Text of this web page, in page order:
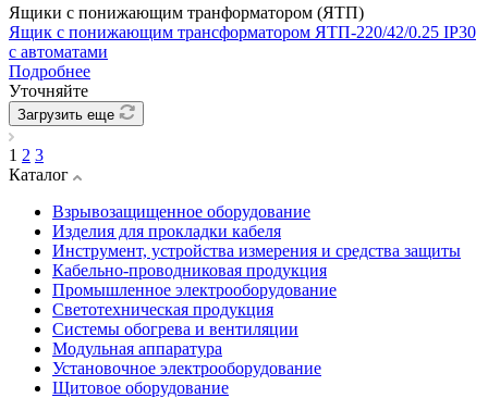
Ящики с понижающим транформатором (ЯТП)
Ящик с понижающим трансформатором ЯТП-220/42/0.25 IP30
с автоматами
Подробнее
Уточняйте
Загрузить еще
1 2 3
Каталог
Взрывозащищенное оборудование
Изделия для прокладки кабеля
Инструмент, устройства измерения и средства защиты
Кабельно-проводниковая продукция
Промышленное электрооборудование
Светотехническая продукция
Системы обогрева и вентиляции
Модульная аппаратура
Установочное электрооборудование
Щитовое оборудование